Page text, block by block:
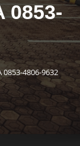
0853-
0853-4806-9632